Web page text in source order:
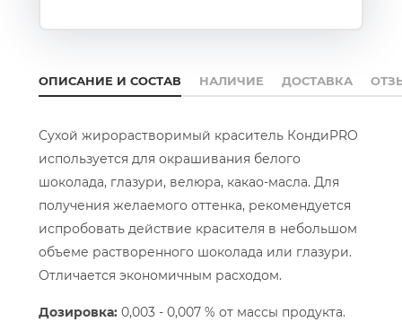
ОПИСАНИЕ И СОСТАВ НАЛИЧИЕ ДОСТАВКА
Сухой жирорастворимый краситель КондиPRO
используется для окрашивания белого
шоколада, глазури, велюра, какао-масла. Для
получения желаемого оттенка, рекомендуется
испробовать действие красителя в небольшом
объеме растворенного шоколада или глазури.
Отличается экономичным расходом.
Дозировка: 0,003 - 0,007 % от массы продукта.